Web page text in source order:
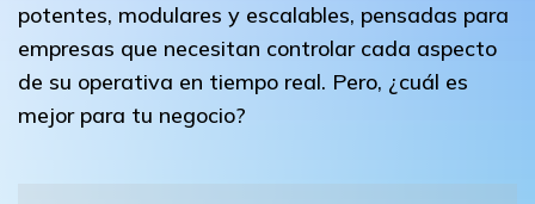
potentes, modulares y escalables, pensadas para
empresas que necesitan controlar cada aspecto
de su operativa en tiempo real. Pero, ¿cuál es
mejor para tu negocio?